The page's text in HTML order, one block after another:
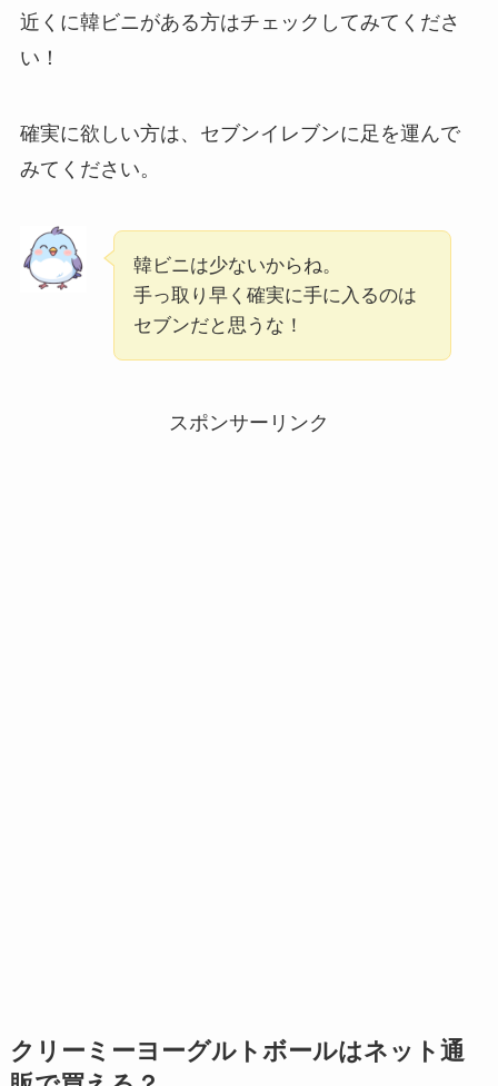
近くに韓ビニがある方はチェックしてみてくださ
い！
確実に欲しい方は、セブンイレブンに足を運んで
みてください。
韓ビニは少ないからね。
手っ取り早く確実に手に入るのは
セブンだと思うな！
スポンサーリンク
クリーミーヨーグルトボールはネット通